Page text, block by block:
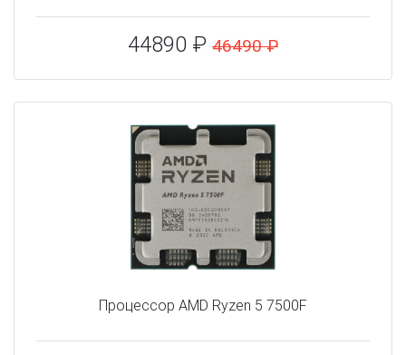
44890 ₽ 46490 ₽
Процессор AMD Ryzen 5 7500F